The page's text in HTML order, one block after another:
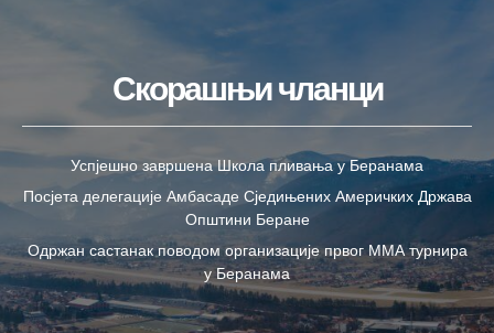
Скорашњи чланци
Успјешно завршена Школа пливања у Беранама
Посјета делегације Амбасаде Сједињених Америчких Држава
Општини Беране
Одржан састанак поводом организације првог ММА турнира
у Беранама